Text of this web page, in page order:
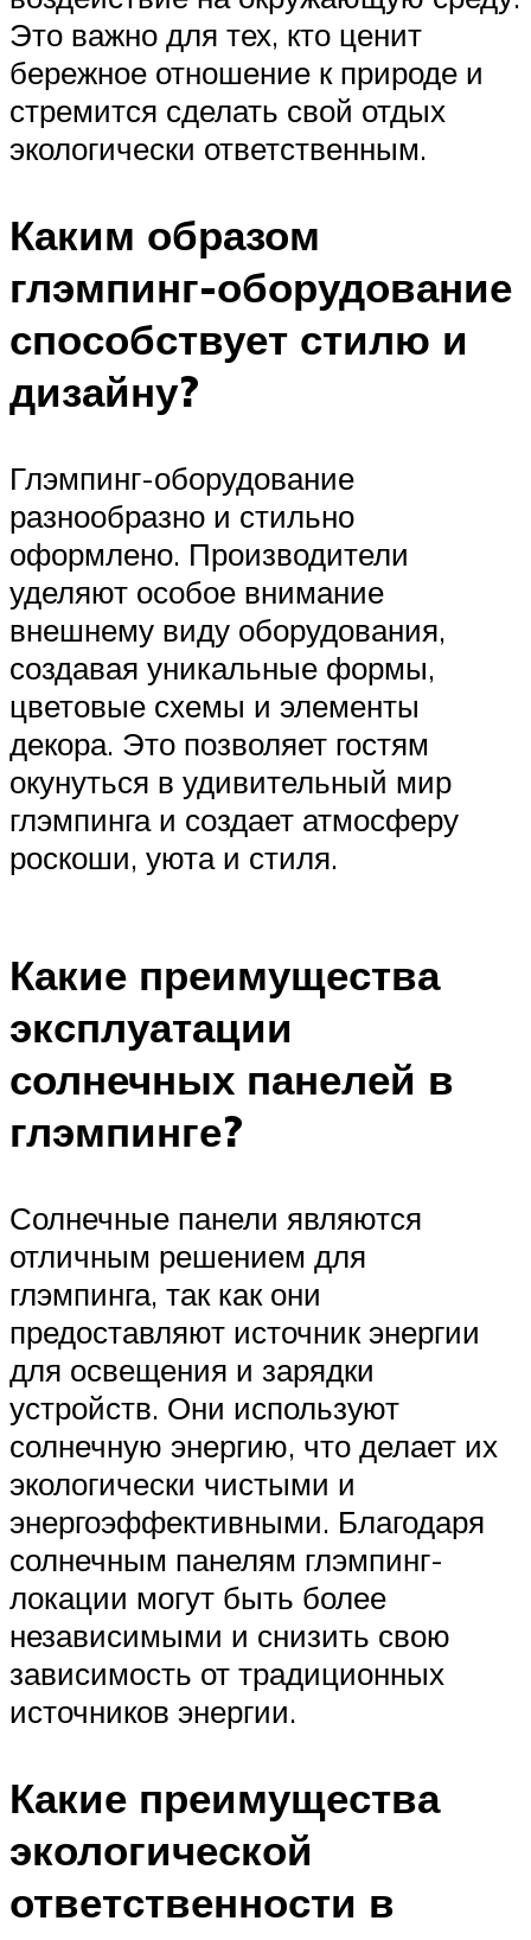
Это важно для тех, кто ценит
бережное отношение к природе и
стремится сделать свой отдых
экологически ответственным.
Каким образом
глэмпинг-оборудование
способствует стилю и
дизайну?
Глэмпинг-оборудование
разнообразно и стильно
оформлено. Производители
уделяют особое внимание
внешнему виду оборудования,
создавая уникальные формы,
цветовые схемы и элементы
декора. Это позволяет гостям
окунуться в удивительный мир
глэмпинга и создает атмосферу
роскоши, уюта и стиля.
Какие преимущества
эксплуатации
солнечных панелей в
глэмпинге?
Солнечные панели являются
отличным решением для
глэмпинга, так как они
предоставляют источник энергии
для освещения и зарядки
устройств. Они используют
солнечную энергию, что делает их
экологически чистыми и
энергоэффективными. Благодаря
солнечным панелям глэмпинг-
локации могут быть более
независимыми и снизить свою
зависимость от традиционных
источников энергии.
Какие преимущества
экологической
ответственности в